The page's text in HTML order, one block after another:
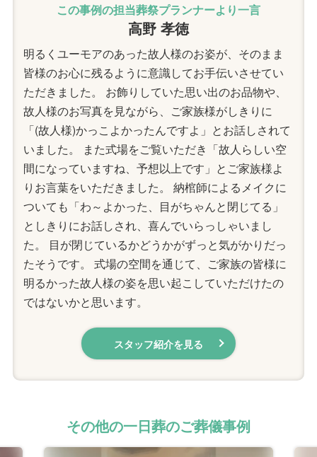
スタッフ紹介を見る
この事例の担当葬祭プランナーより一言
高野 孝徳
明るくユーモアのあった故人様のお姿が、そのまま
皆様のお心に残るように意識してお手伝いさせてい
ただきました。 お飾りしていた思い出のお品物や、
故人様のお写真を見ながら、ご家族様がしきりに
「(故人様)かっこよかったんですよ」とお話しされて
いました。 また式場をご覧いただき「故人らしい空
間になっていますね、予想以上です」とご家族様よ
りお言葉をいただきました。 納棺師によるメイクに
ついても「わ～よかった、目がちゃんと閉じてる」
としきりにお話しされ、喜んでいらっしゃいまし
た。 目が閉じているかどうかがずっと気がかりだっ
たそうです。 式場の空間を通じて、ご家族の皆様に
明るかった故人様の姿を思い起こしていただけたの
ではないかと思います。
その他の一日葬のご葬儀事例